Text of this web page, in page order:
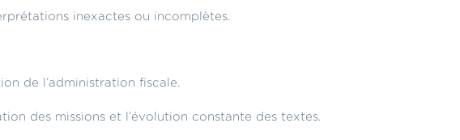
inexactes ou incomplètes.
de l’administration fiscale.
des missions et l’évolution constante des textes.